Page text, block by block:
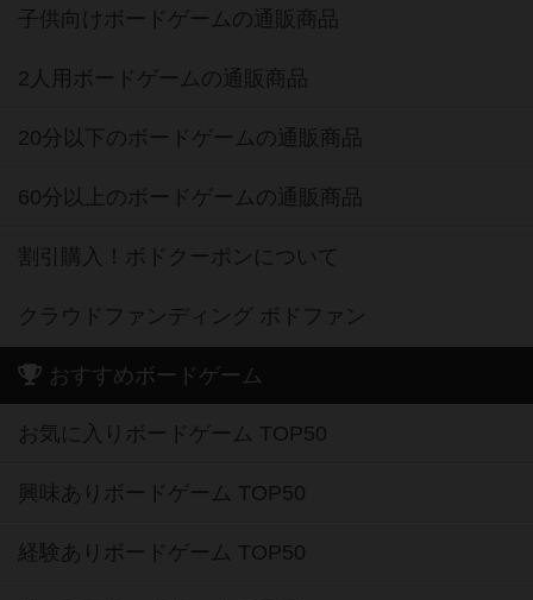
子供向けボードゲームの通販商品
2人用ボードゲームの通販商品
20分以下のボードゲームの通販商品
60分以上のボードゲームの通販商品
割引購入！ボドクーポンについて
クラウドファンディング ボドファン
おすすめボードゲーム
お気に入りボードゲーム TOP50
興味ありボードゲーム TOP50
経験ありボードゲーム TOP50